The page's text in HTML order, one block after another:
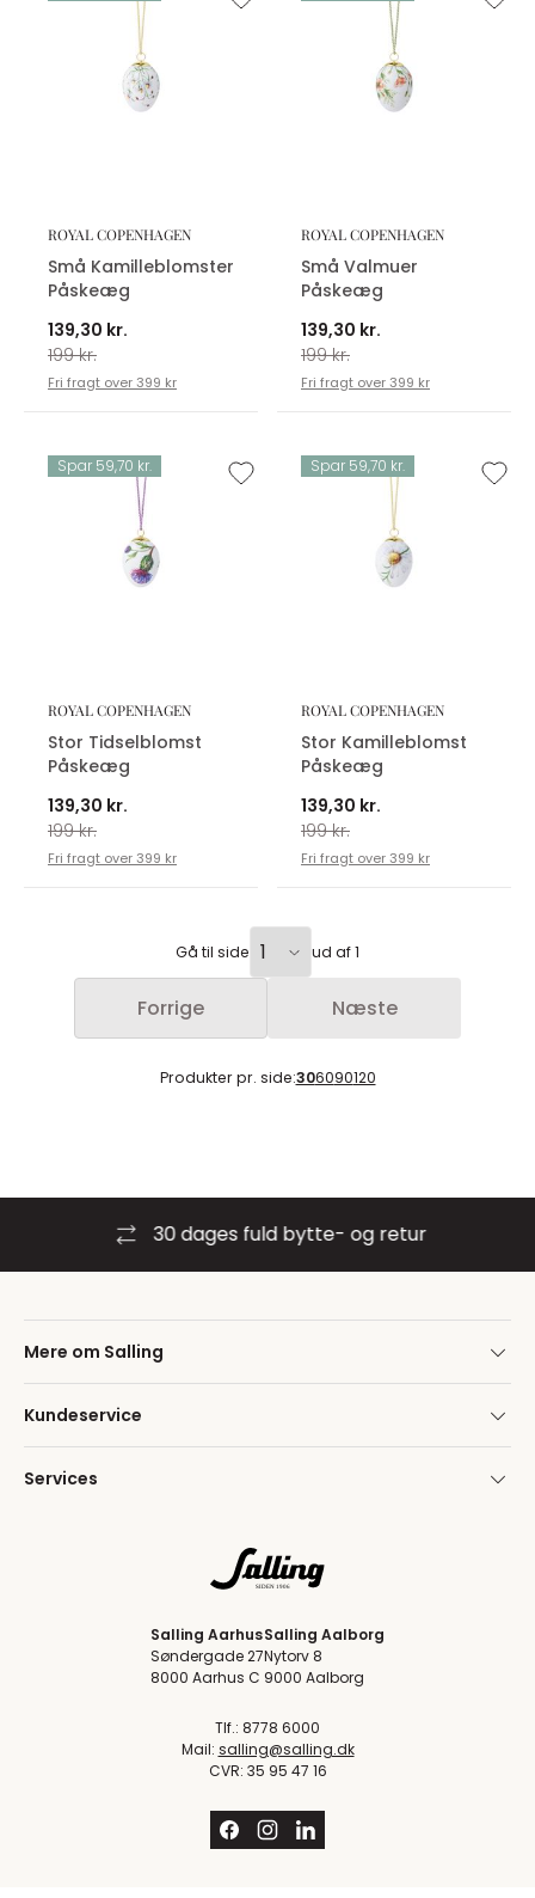
ROYAL COPENHAGEN
Små Kamilleblomster
Påskeæg
139,30 kr.
199 kr.
Fri fragt over 399 kr
ROYAL COPENHAGEN
Små Valmuer
Påskeæg
139,30 kr.
199 kr.
Fri fragt over 399 kr
Spar 59,70 kr.
ROYAL COPENHAGEN
Stor Tidselblomst
Påskeæg
139,30 kr.
199 kr.
Fri fragt over 399 kr
Spar 59,70 kr.
ROYAL COPENHAGEN
Stor Kamilleblomst
Påskeæg
139,30 kr.
199 kr.
Fri fragt over 399 kr
Gå til side ud af 1
Forrige Næste
Produkter pr. side:306090120
30 dages fuld bytte- og retur
Mere om Salling
Kundeservice
Services
Salling Aarhus
Søndergade 27
8000 Aarhus C
Salling Aalborg
Nytorv 8
9000 Aalborg
Tlf.: 8778 6000
Mail: salling@salling.dk
CVR: 35 95 47 16